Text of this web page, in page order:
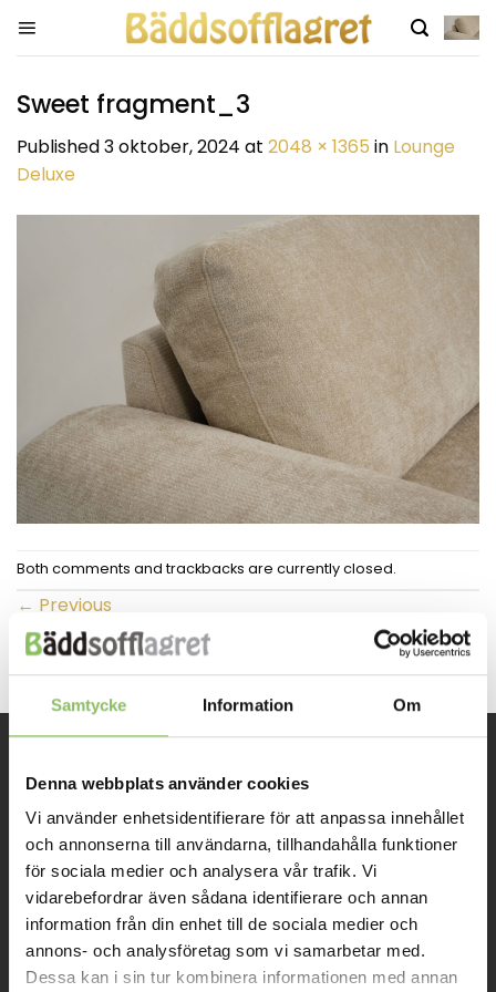
Samtycke Information Om
Denna webbplats använder cookies
Vi använder enhetsidentifierare för att anpassa innehållet
och annonserna till användarna, tillhandahålla funktioner
för sociala medier och analysera vår trafik. Vi
vidarebefordrar även sådana identifierare och annan
information från din enhet till de sociala medier och
annons- och analysföretag som vi samarbetar med.
Dessa kan i sin tur kombinera informationen med annan
Sweet fragment_3
Published3 oktober, 2024 at 2048 × 1365 in Lounge
Deluxe
Both comments and trackbacks are currently closed.
← Previous
Next→
INFORMATION
Om oss
Kontakt
Mitt konto
Köpvillkor